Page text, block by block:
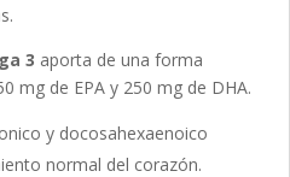
3 aporta de una forma
mg de EPA y 250 mg de DHA.
y docosahexaenoico
normal del corazón.